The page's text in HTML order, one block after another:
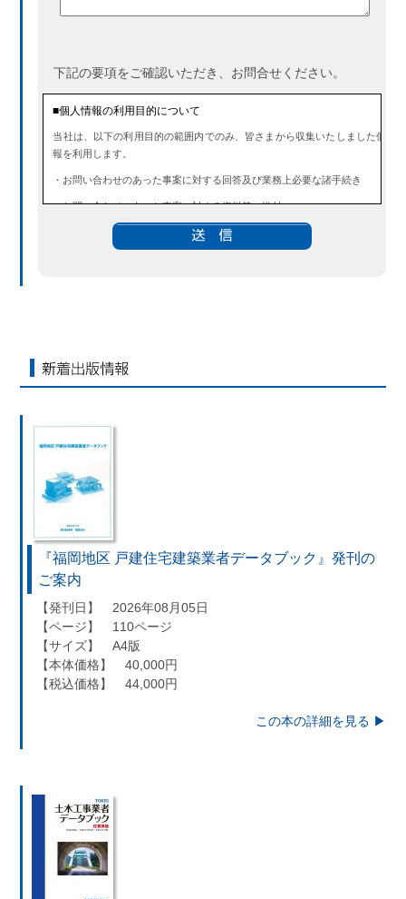
下記の要項をご確認いただき、お問合せください。
■個人情報の利用目的について
当社は、以下の利用目的の範囲内でのみ、皆さまから収集いたしました個人情
報を利用します。
・お問い合わせのあった事案に対する回答及び業務上必要な諸手続き
・お問い合わせのあった事案に対する資料等の送付
■個人情報の第三者提供について
合は、上記利用目的を達成できない場合がありますのでご了承ください。
■ 通知・開示・訂正・追加・削除・利用停止・提供停止について
用停止・提供停止の希望がございましたら、本人または代理人の請求応じて、
個人データの通知・開示・訂正・追加・削除・利用停止・提供停止の請求に応
受付方法は、本人確認資料（運転免許証、パスポート何れかのコピー）、「個
人情報取扱申請書」「委任状」（代理人による申請の場合のみ必要となりま
す）を当社宛にお送り下さい。
＜個人情報保護に関するお問合せ・相談窓口＞
東京経済株式会社
〒802-0004 北九州市小倉北区鍛冶町2丁目5-11（第一東経ビル）
フリーダイヤル 0120-55-9986
受付時間 平日9：00～17：00
『福岡地区 戸建住宅建築業者データブック』発刊の
ご案内
【発刊日】 2026年08月05日
【ページ】 110ページ
【サイズ】 A4版
【本体価格】 40,000円
【税込価格】 44,000円
この本の詳細を見る ▶︎